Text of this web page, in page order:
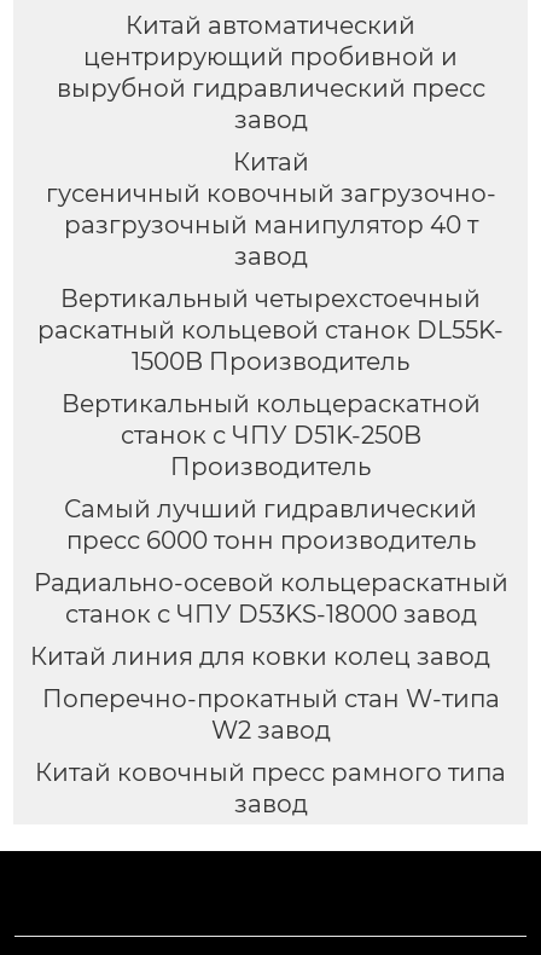
Китай автоматический
центрирующий пробивной и
вырубной гидравлический пресс
завод
Китай
гусеничный ковочный загрузочно-
разгрузочный манипулятор 40 т
завод
Вертикальный четырехстоечный
раскатный кольцевой станок DL55K-
1500B Производитель
Вертикальный кольцераскатной
станок с ЧПУ D51K-250B
Производитель
Самый лучший гидравлический
пресс 6000 тонн производитель
Радиально-осевой кольцераскатный
станок с ЧПУ D53KS-18000 завод
Китай линия для ковки колец завод
Поперечно-прокатный стан W-типа
W2 завод
Китай ковочный пресс рамного типа
завод